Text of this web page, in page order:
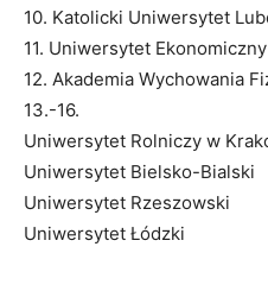
10. Katolicki Uniwersytet
11. Uniwersytet
12. Akademia Wychowania
13.-16.
Uniwersytet Rolniczy w
Uniwersytet Bielsko-Bialski
Uniwersytet Rzeszowski
Uniwersytet Łódzki